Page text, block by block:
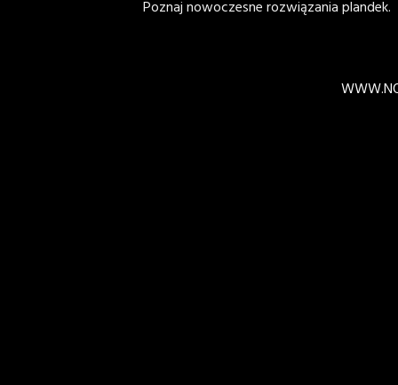
Poznaj nowoczesne rozwiązania plandek.